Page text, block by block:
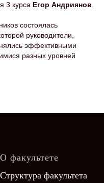
3 курса Егор Андриянов
состоялась
руководители,
эффективными
разных уровней
О факультете
Структура факультета